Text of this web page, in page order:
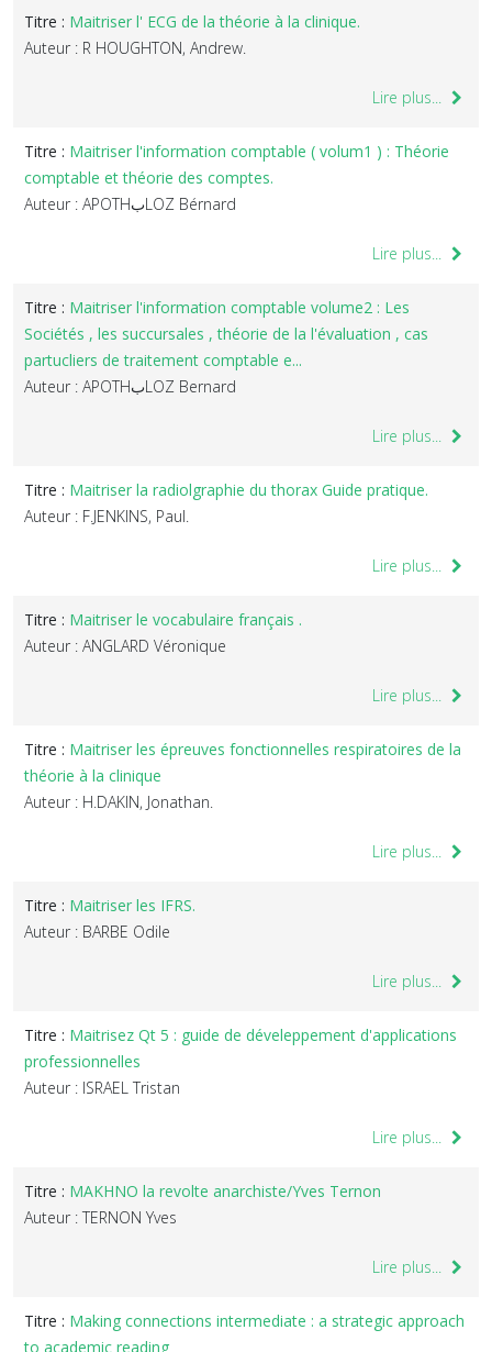
Titre : Maitriser l' ECG de la théorie à la clinique.
Auteur : R HOUGHTON, Andrew.
Lire plus...
Titre : Maitriser l'information comptable ( volum1 ) : Théorie
comptable et théorie des comptes.
Auteur : APOTHبLOZ Bérnard
Lire plus...
Titre : Maitriser l'information comptable volume2 : Les
Sociétés , les succursales , théorie de la l'évaluation , cas
partucliers de traitement comptable e...
Auteur : APOTHبLOZ Bernard
Lire plus...
Titre : Maitriser la radiolgraphie du thorax Guide pratique.
Auteur : F.JENKINS, Paul.
Lire plus...
Titre : Maitriser le vocabulaire français .
Auteur : ANGLARD Véronique
Lire plus...
Titre : Maitriser les épreuves fonctionnelles respiratoires de la
théorie à la clinique
Auteur : H.DAKIN, Jonathan.
Lire plus...
Titre : Maitriser les IFRS.
Auteur : BARBE Odile
Lire plus...
Titre : Maitrisez Qt 5 : guide de déveleppement d'applications
professionnelles
Auteur : ISRAEL Tristan
Lire plus...
Titre : MAKHNO la revolte anarchiste/Yves Ternon
Auteur : TERNON Yves
Lire plus...
Titre : Making connections intermediate : a strategic approach
to academic reading